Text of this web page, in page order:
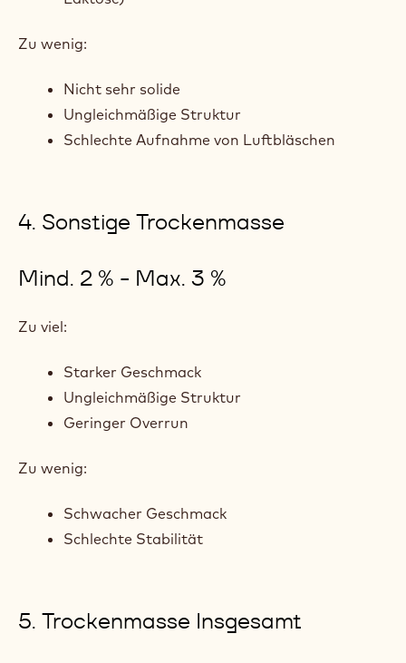
Zu wenig:
Nicht sehr solide
Ungleichmäßige Struktur
Schlechte Aufnahme von Luftbläschen
4. Sonstige Trockenmasse
Mind. 2 % - Max. 3 %
Zu viel:
Starker Geschmack
Ungleichmäßige Struktur
Geringer Overrun
Zu wenig:
Schwacher Geschmack
Schlechte Stabilität
5. Trockenmasse Insgesamt